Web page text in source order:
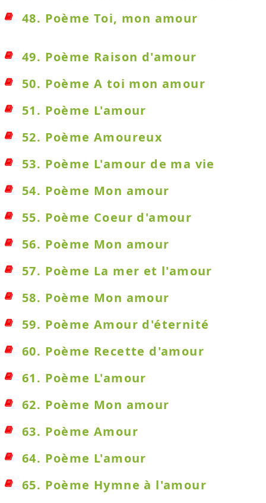
48. Poème Toi, mon amour
49. Poème Raison d'amour
50. Poème A toi mon amour
51. Poème L'amour
52. Poème Amoureux
53. Poème L'amour de ma vie
54. Poème Mon amour
55. Poème Coeur d'amour
56. Poème Mon amour
57. Poème La mer et l'amour
58. Poème Mon amour
59. Poème Amour d'éternité
60. Poème Recette d'amour
61. Poème L'amour
62. Poème Mon amour
63. Poème Amour
64. Poème L'amour
65. Poème Hymne à l'amour